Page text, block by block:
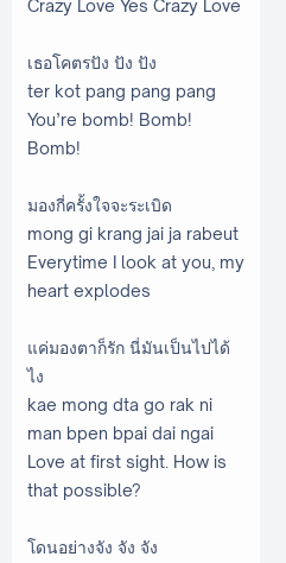
Crazy Love Yes Crazy Love
เธอโคตรปัง ปัง ปัง
ter kot pang pang pang
You’re bomb! Bomb!
Bomb!
มองกี่ครั้งใจจะระเบิด
mong gi krang jai ja rabeut
Everytime I look at you, my
heart explodes
แค่มองตาก็รัก นี่มันเป็นไปได้
ไง
kae mong dta go rak ni
man bpen bpai dai ngai
Love at first sight. How is
that possible?
โดนอย่างจัง จัง จัง